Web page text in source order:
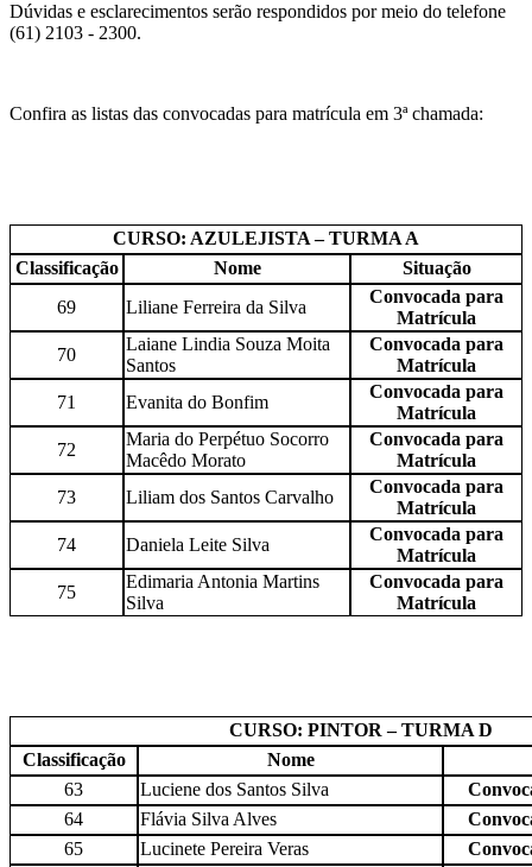
Dúvidas e esclarecimentos serão respondidos por meio do telefone
(61) 2103 - 2300.
Confira as listas das convocadas para matrícula em 3ª chamada:
CURSO: AZULEJISTA – TURMA A
Classificação
Nome
Situação
69
Liliane Ferreira da Silva
Convocada para
Matrícula
70
Laiane Lindia Souza Moita
Santos
Convocada para
Matrícula
71
Evanita do Bonfim
Convocada para
Matrícula
72
Maria do Perpétuo Socorro
Macêdo Morato
Convocada para
Matrícula
73
Liliam dos Santos Carvalho
Convocada para
Matrícula
74
Daniela Leite Silva
Convocada para
Matrícula
75
Edimaria Antonia Martins
Silva
Convocada para
Matrícula
CURSO: PINTOR – TURMA D
Classificação
Nome
63
Luciene dos Santos Silva
64
Flávia Silva Alves
65
Lucinete Pereira Veras